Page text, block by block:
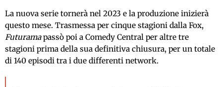
La nuova serie tornerà nel 2023 e la produzione inizierà
questo mese. Trasmessa per cinque stagioni dalla Fox,
Futuramapassò poi a Comedy Central per altre tre
stagioni prima della sua definitiva chiusura, per un totale
di 140 episodi tra i due differenti network.